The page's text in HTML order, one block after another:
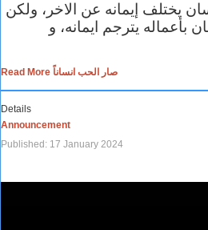
يختلف إيمانه عن الاخر، ولكن
بأعماله يترجم ايمانه، و
Read More صار الحب انساناً
Details
Announcement
Published: 17 January 2024